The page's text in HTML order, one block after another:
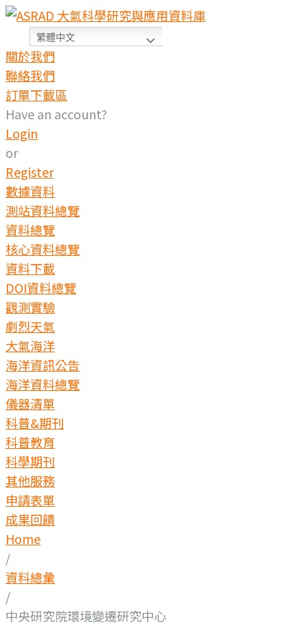
繁體中文
關於我們
聯絡我們
訂單下載區
Have an account?
Login
or
Register
數據資料
測站資料總覽
資料總覽
核心資料總覽
資料下載
DOI資料總覽
觀測實驗
劇烈天氣
大氣海洋
海洋資訊公告
海洋資料總覽
儀器清單
科普&期刊
科普教育
科學期刊
其他服務
申請表單
成果回饋
Home
/
資料總彙
/
中央研究院環境變遷研究中心